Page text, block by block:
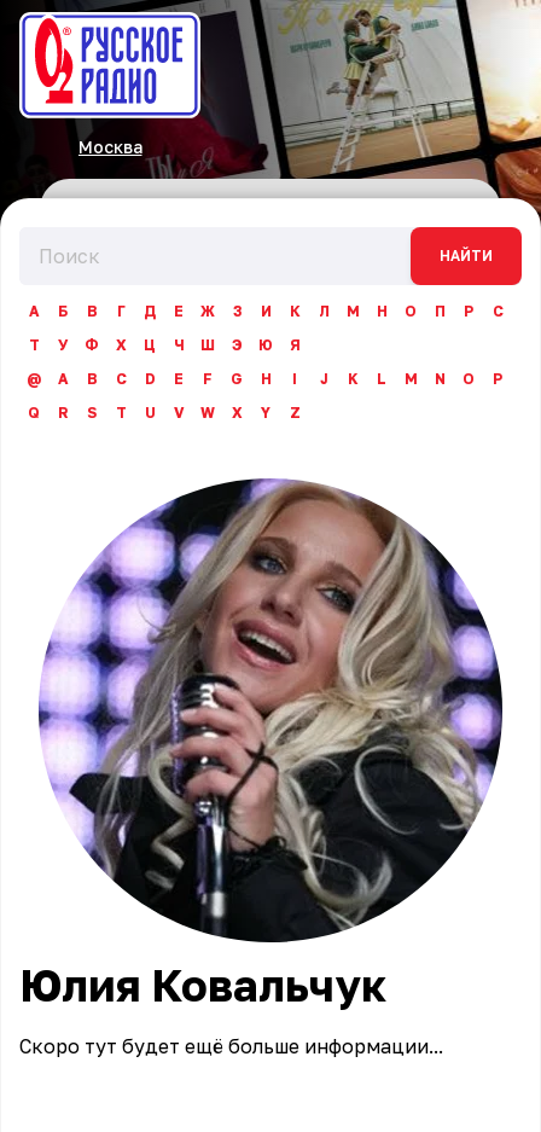
Москва
НАЙТИ
А Б В Г Д Е Ж З И К Л М Н О П Р
С
Т
У Ф Х Ц Ч Ш Э Ю
Я
@
A B C D E F G H I J K L M N O
P
Q
R S T U V W X Y Z
Юлия Ковальчук
Скоро тут будет ещё больше информации...